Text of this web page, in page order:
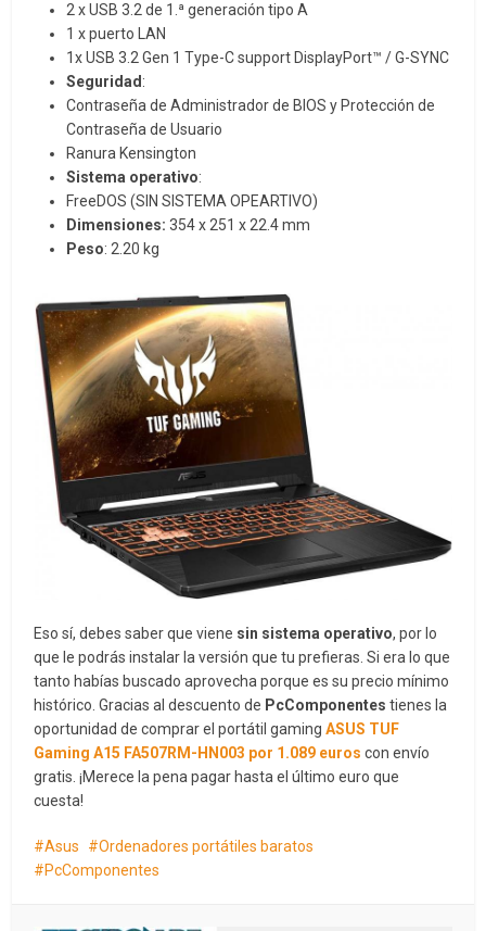
2 x USB 3.2 de 1.ª generación tipo A
1 x puerto LAN
1x USB 3.2 Gen 1 Type-C support DisplayPort™ / G-SYNC
Seguridad:
Contraseña de Administrador de BIOS y Protección de
Contraseña de Usuario
Ranura Kensington
Sistema operativo:
FreeDOS (SIN SISTEMA OPEARTIVO)
Dimensiones: 354 x 251 x 22.4 mm
Peso: 2.20 kg
Eso sí, debes saber que viene sin sistema operativo, por lo
que le podrás instalar la versión que tu prefieras. Si era lo que
tanto habías buscado aprovecha porque es su precio mínimo
histórico. Gracias al descuento de PcComponentes tienes la
oportunidad de comprar el portátil gaming ASUS TUF
Gaming A15 FA507RM-HN003 por 1.089 euros con envío
gratis. ¡Merece la pena pagar hasta el último euro que
cuesta!
Asus
Ordenadores portátiles baratos
PcComponentes